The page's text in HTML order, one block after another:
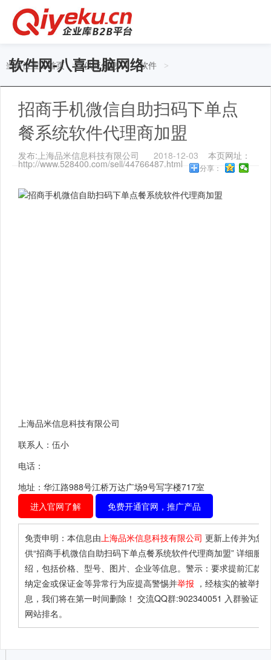
软件网-八喜电脑网络
当前位置：首页 > 供应信息 > 软件 >
招商手机微信自助扫码下单点
餐系统软件代理商加盟
发布:上海品米信息科技有限公司 2018-12-03 本页网址：
http://www.528400.com/sell/44766487.html 分享：
上海品米信息科技有限公司
联系人：伍小
电话：
地址：华江路988号江桥万达广场9号写字楼717室
进入官网了解
免费开通官网，推广产品
免责申明：本信息由 上海品米信息科技有限公司 更新上传并为您
供“招商手机微信自助扫码下单点餐系统软件代理商加盟” 详细服
绍，包括价格、型号、图片、企业等信息。警示：要求提前汇款
纳定金或保证金等异常行为应提高警惕并举报 ，经核实的被举报
息，我们将在第一时间删除！ 交流QQ群:902340051 入群验证：
网站排名。